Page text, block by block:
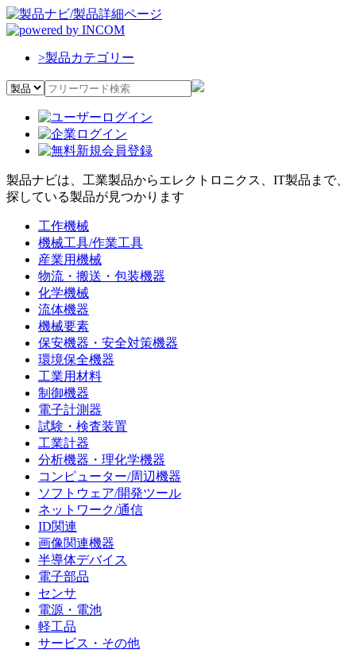
>製品カテゴリー
製品ナビは、工業製品からエレクトロニクス、IT製品まで、
探している製品が見つかります
工作機械
機械工具/作業工具
産業用機械
物流・搬送・包装機器
化学機械
流体機器
機械要素
保安機器・安全対策機器
環境保全機器
工業用材料
制御機器
電子計測器
試験・検査装置
工業計器
分析機器・理化学機器
コンピューター/周辺機器
ソフトウェア/開発ツール
ネットワーク/通信
ID関連
画像関連機器
半導体デバイス
電子部品
センサ
電源・電池
軽工品
サービス・その他